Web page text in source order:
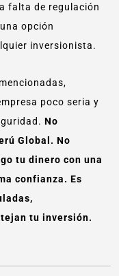
falta de regulación
opción
inversionista.
poco seria y
No
Global. No
tu dinero con una
confianza. Es
tu inversión.